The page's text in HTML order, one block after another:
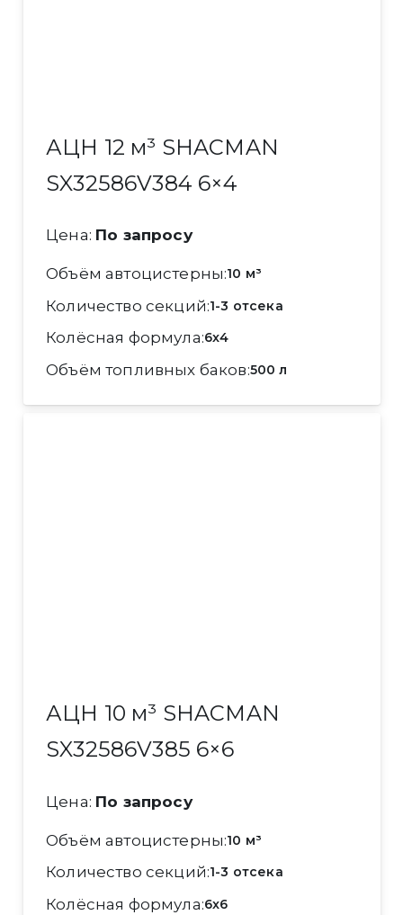
АЦН 12 м³ SHACMAN
SX32586V384 6×4
Цена: По запросу
Объём автоцистерны 10 м³
Количество секций 1-3 отсека
Колёсная формула 6x4
Объём топливных баков 500 л
АЦН 10 м³ SHACMAN
SX32586V385 6×6
Цена: По запросу
Объём автоцистерны 10 м³
Количество секций 1-3 отсека
Колёсная формула 6x6